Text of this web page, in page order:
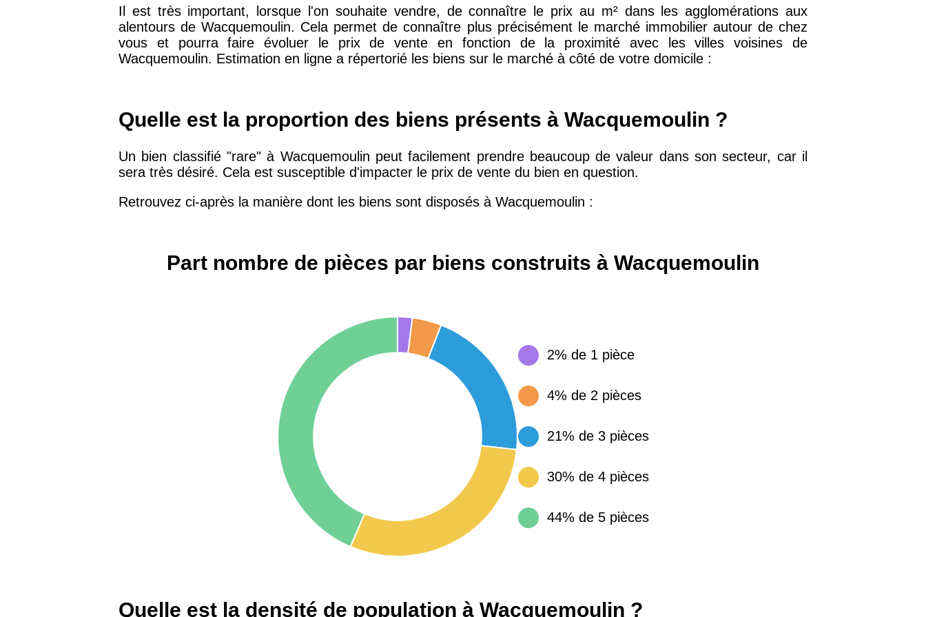
75019 -Paris 19ème
arrondissement
9 231 € 10 415 € 28 € 32 €
75013 -
arrondissement
15 155 € 34 €
3 018 € 14 €
2 917 € 14 €
Il est très important, lorsque l'on souhaite vendre, de connaître le prix au m² dans les agglomérations aux
alentours de Wacquemoulin. Cela permet de connaître plus précisément le marché immobilier autour de chez
vous et pourra faire évoluer le prix de vente en fonction de la proximité avec les villes voisines de
Wacquemoulin. Estimation en ligne a répertorié les biens sur le marché à côté de votre domicile :
Quelle est la proportion des biens présents à Wacquemoulin ?
Un bien classifié "rare" à Wacquemoulin peut facilement prendre beaucoup de valeur dans son secteur, car il
sera très désiré. Cela est susceptible d'impacter le prix de vente du bien en question.
Retrouvez ci-après la manière dont les biens sont disposés à Wacquemoulin :
Part nombre de pièces par biens construits à Wacquemoulin
2% de 1 pièce
4% de 2 pièces
21% de 3 pièces
30% de 4 pièces
44% de 5 pièces
Quelle est la densité de population à Wacquemoulin ?